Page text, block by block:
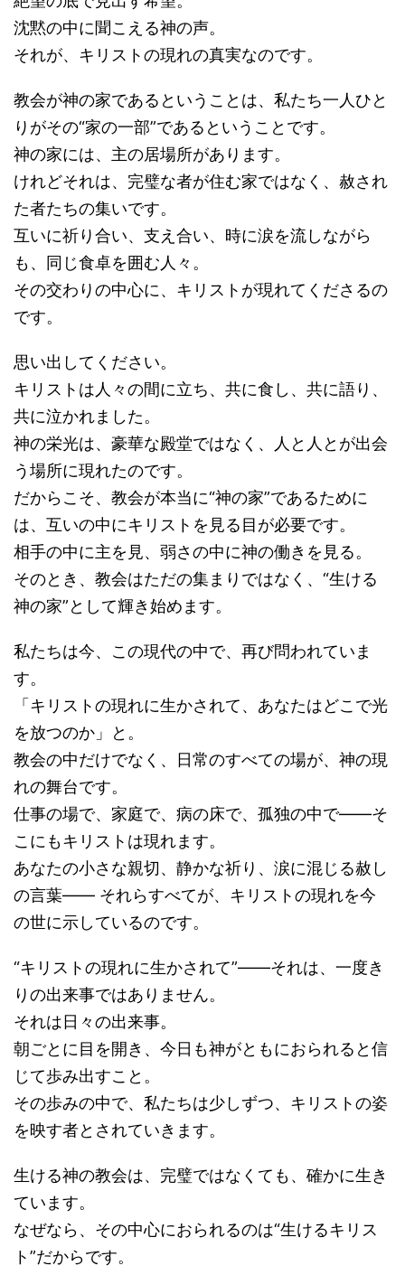
沈黙の中に聞こえる神の声。
それが、キリストの現れの真実なのです。
教会が神の家であるということは、私たち一人ひと
りがその“家の一部”であるということです。
神の家には、主の居場所があります。
けれどそれは、完璧な者が住む家ではなく、赦され
た者たちの集いです。
互いに祈り合い、支え合い、時に涙を流しながら
も、同じ食卓を囲む人々。
その交わりの中心に、キリストが現れてくださるの
です。
思い出してください。
キリストは人々の間に立ち、共に食し、共に語り、
共に泣かれました。
神の栄光は、豪華な殿堂ではなく、人と人とが出会
う場所に現れたのです。
だからこそ、教会が本当に“神の家”であるために
は、互いの中にキリストを見る目が必要です。
相手の中に主を見、弱さの中に神の働きを見る。
そのとき、教会はただの集まりではなく、“生ける
神の家”として輝き始めます。
私たちは今、この現代の中で、再び問われていま
す。
「キリストの現れに生かされて、あなたはどこで光
を放つのか」と。
教会の中だけでなく、日常のすべての場が、神の現
れの舞台です。
仕事の場で、家庭で、病の床で、孤独の中で――そ
こにもキリストは現れます。
あなたの小さな親切、静かな祈り、涙に混じる赦し
の言葉―― それらすべてが、キリストの現れを今
の世に示しているのです。
“キリストの現れに生かされて”――それは、一度き
りの出来事ではありません。
それは日々の出来事。
朝ごとに目を開き、今日も神がともにおられると信
じて歩み出すこと。
その歩みの中で、私たちは少しずつ、キリストの姿
を映す者とされていきます。
生ける神の教会は、完璧ではなくても、確かに生き
ています。
なぜなら、その中心におられるのは“生けるキリス
ト”だからです。